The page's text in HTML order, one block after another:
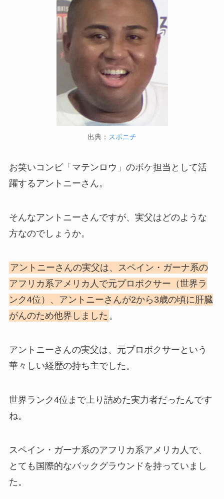
出典： スポニチ
お笑いコンビ「マテンロウ」のボケ担当として活
躍するアントニーさん。
そんなアントニーさんですが、実父はどのような
方なのでしょうか。
アントニーさんの実父は、スペイン・ガーナ系の
アフリカ系アメリカ人で元プロボクサー（世界ラ
ンク4位）、アントニーさんが2から3歳の頃に肝臓
がんのため他界しました 。
アントニーさんの実父は、元プロボクサーという
華々しい経歴の持ち主でした。
世界ランク4位まで上り詰めた実力者だったんです
ね。
スペイン・ガーナ系のアフリカ系アメリカ人で、
とても国際的なバックグラウンドを持っていまし
た。